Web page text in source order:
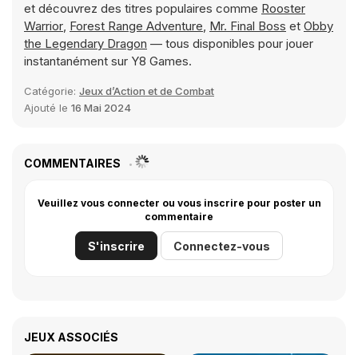
et découvrez des titres populaires comme Rooster
Warrior, Forest Range Adventure, Mr. Final Boss et Obby
the Legendary Dragon — tous disponibles pour jouer
instantanément sur Y8 Games.
Catégorie: Jeux d’Action et de Combat
Ajouté le 16 Mai 2024
COMMENTAIRES
Veuillez vous connecter ou vous inscrire pour poster un
commentaire
S'inscrire Connectez-vous
JEUX ASSOCIÉS